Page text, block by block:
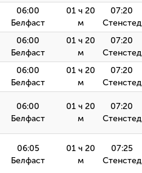
06:00
Белфаст
01 ч 20
м
07:20
Стенстед
06:00
Белфаст
01 ч 20
м
07:20
Стенстед
06:00
Белфаст
01 ч 20
м
07:20
Стенстед
06:00
Белфаст
01 ч 20
м
07:20
Стенстед
06:05
Белфаст
01 ч 20
м
07:25
Стенстед